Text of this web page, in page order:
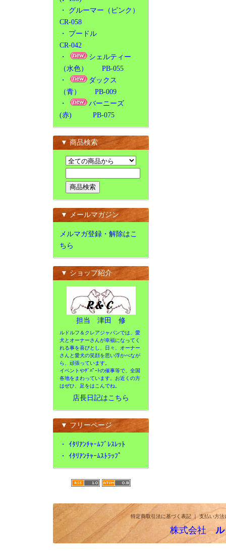
・ グルーマー（ピンク）
CR-058
・ プードル
CR-042
・
シェルティー
（水色） PB-055
・
ダックス
（青） PB-009
・
バーニーズ
(赤) PB-075
▼ 商品検索
▼ メールマガジン
メルマガ登録・解除はこ
ちら
▼ ショップ紹介
担当 津田 修
ルドルフ＆クレアジャパンでは、愛
犬とオーナーさんが幸福になってく
れる事を喜びとし、日々、オーナー
さんと愛犬の笑顔を思い浮かべなが
ら、頑張っています。
イベントやﾃﾞﾊﾟｰﾄの催事等で、全国
各地をまわっています。お近くの方
はぜひ、足をはこんでね。
店長日記はこちら
▼ フリーページ
・ ｲﾀﾘｱﾝﾁｬｰﾑﾌﾞﾚｽﾚｯﾄ
・ ｲﾀﾘｱﾝﾁｬｰﾑｽﾄﾗｯﾌﾟ
特定商取引法に基づく表記｜支払い方法
株式会社